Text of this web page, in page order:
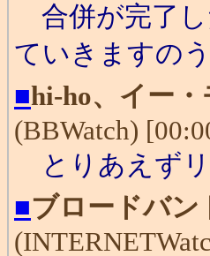
合併が完了し
ていきますのう
■hi-ho、イー
(BBWatch)
とりあえず
■ブロードバン